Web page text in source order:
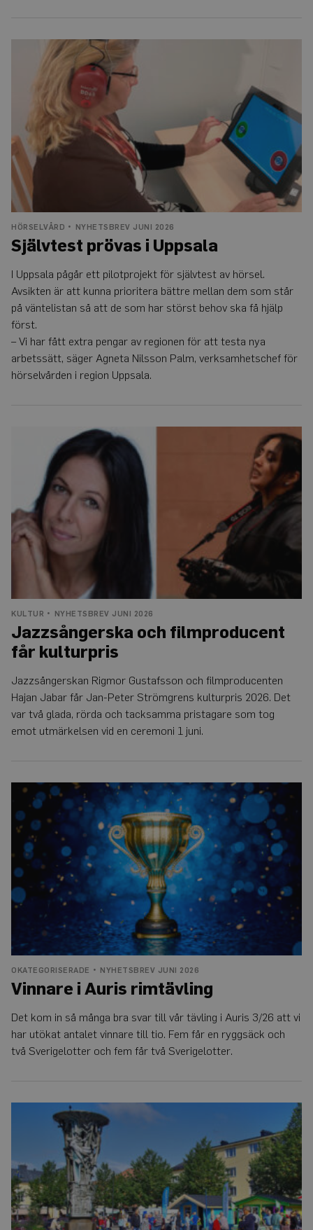
Självtest
Uppsala
HÖRSELVÅRD NYHETSBREV JUNI 2026
Självtest prövas i Uppsala
I Uppsala pågår ett pilotprojekt för självtest av hörsel.
Avsikten är att kunna prioritera bättre mellan dem som står
på väntelistan så att de som har störst behov ska få hjälp
först.
– Vi har fått extra pengar av regionen för att testa nya
arbetssätt, säger Agneta Nilsson Palm, verksamhetschef för
hörselvården i region Uppsala.
Jazzsångerska
filmproducent
kulturpris
KULTUR NYHETSBREV JUNI 2026
Jazzsångerska och filmproducent
får kulturpris
Jazzsångerskan Rigmor Gustafsson och filmproducenten
Hajan Jabar får Jan-Peter Strömgrens kulturpris 2026. Det
var två glada, rörda och tacksamma pristagare som tog
emot utmärkelsen vid en ceremoni 1 juni.
Vinnare
Auris
rimtävling
OKATEGORISERADE NYHETSBREV JUNI 2026
Vinnare i Auris rimtävling
Det kom in så många bra svar till vår tävling i Auris 3/26 att vi
har utökat antalet vinnare till tio. Fem får en ryggsäck och
två Sverigelotter och fem får två Sverigelotter.
Riksdagspartierna
hörselvården
tjänsten för
besökarens
cookie. Det är
nödvändigt
att Cookie-
fungerar
korrekt.
Namn
Leverantör
/Domän
Utgång
LLC
.auris.nu
månad
associerat med Google
en viktig uppdatering
Googles mer vanliga
analystjänst. Denna
tilldela ett
genererat nummer
klientidentifierare.
_ga_Y9RP8BQP1X
Denna cookie
Google Analytics för
bevara